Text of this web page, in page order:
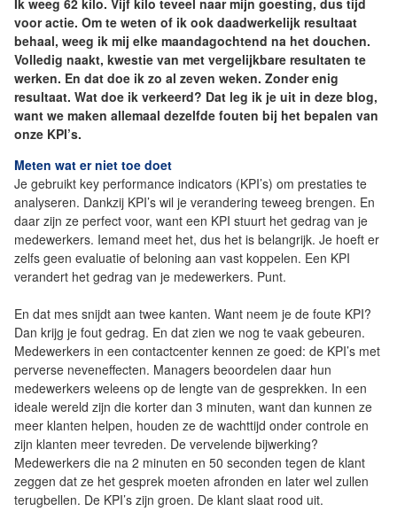
Ik weeg 62 kilo. Vijf kilo teveel naar mijn goesting, dus tijd
voor actie. Om te weten of ik ook daadwerkelijk resultaat
behaal, weeg ik mij elke maandagochtend na het douchen.
Volledig naakt, kwestie van met vergelijkbare resultaten te
werken. En dat doe ik zo al zeven weken. Zonder enig
resultaat. Wat doe ik verkeerd? Dat leg ik je uit in deze blog,
want we maken allemaal dezelfde fouten bij het bepalen van
onze KPI’s.
Meten wat er niet toe doet
Je gebruikt key performance indicators (KPI’s) om prestaties te
analyseren. Dankzij KPI’s wil je verandering teweeg brengen. En
daar zijn ze perfect voor, want een KPI stuurt het gedrag van je
medewerkers. Iemand meet het, dus het is belangrijk. Je hoeft er
zelfs geen evaluatie of beloning aan vast koppelen. Een KPI
verandert het gedrag van je medewerkers. Punt.
En dat mes snijdt aan twee kanten. Want neem je de foute KPI?
Dan krijg je fout gedrag. En dat zien we nog te vaak gebeuren.
Medewerkers in een contactcenter kennen ze goed: de KPI’s met
perverse neveneffecten. Managers beoordelen daar hun
medewerkers weleens op de lengte van de gesprekken. In een
ideale wereld zijn die korter dan 3 minuten, want dan kunnen ze
meer klanten helpen, houden ze de wachttijd onder controle en
zijn klanten meer tevreden. De vervelende bijwerking?
Medewerkers die na 2 minuten en 50 seconden tegen de klant
zeggen dat ze het gesprek moeten afronden en later wel zullen
terugbellen. De KPI’s zijn groen. De klant slaat rood uit.